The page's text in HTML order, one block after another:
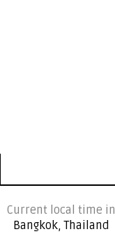
Current local time in
Bangkok, Thailand